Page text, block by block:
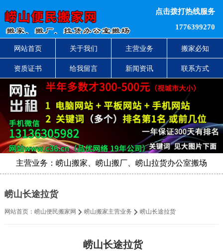
点击拨打热线服务
1776399270
网站首页 关于我们 主营业务 搬家必知
资质证书 给我留言 新闻资讯 联系方式
主营业务：崂山搬家、崂山搬厂、崂山拉货办公室搬场
崂山长途拉货
网站首页： 崂山便民搬家网 崂山搬家主营业务 崂山长途拉货
崂山长途拉货